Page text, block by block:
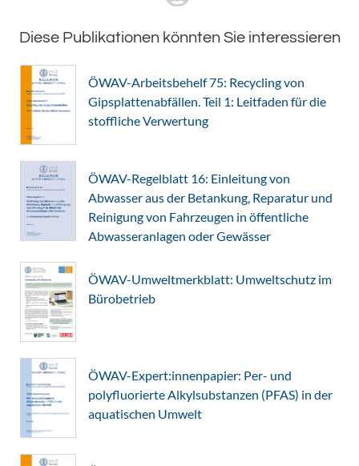
Diese Publikationen könnten Sie interessieren
ÖWAV-Arbeitsbehelf 75: Recycling von
Gipsplattenabfällen. Teil 1: Leitfaden für die
stoffliche Verwertung
ÖWAV-Regelblatt 16: Einleitung von
Abwasser aus der Betankung, Reparatur und
Reinigung von Fahrzeugen in öffentliche
Abwasseranlagen oder Gewässer
ÖWAV-Umweltmerkblatt: Umweltschutz im
Bürobetrieb
ÖWAV-Expert:innenpapier: Per- und
polyfluorierte Alkylsubstanzen (PFAS) in der
aquatischen Umwelt